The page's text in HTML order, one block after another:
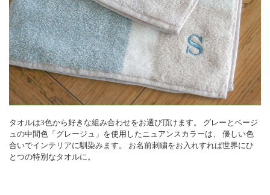
タオルは3色から好きな組み合わせをお選び頂けます。 グレーとベージ
ュの中間色「グレージュ」を使用したニュアンスカラーは、 優しい色
合いでインテリアに馴染みます。 お名前刺繍をお入れすれば世界にひ
とつの特別なタオルに。